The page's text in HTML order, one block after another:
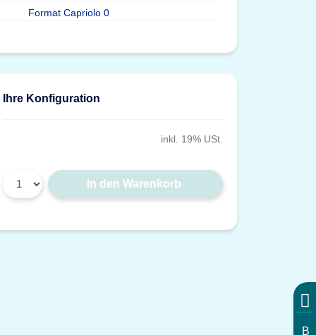
Format Capriolo 0
Ihre Konfiguration
inkl. 19% USt.
In den Warenkorb